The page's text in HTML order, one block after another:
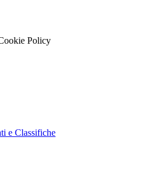
Policy
e Classifiche